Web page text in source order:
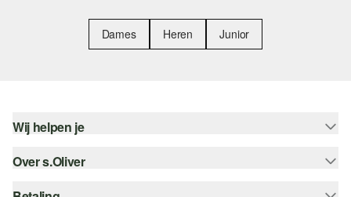
Dames Heren Junior
Wij helpen je
Help - FAQ
Maattabel
Over s.Oliver